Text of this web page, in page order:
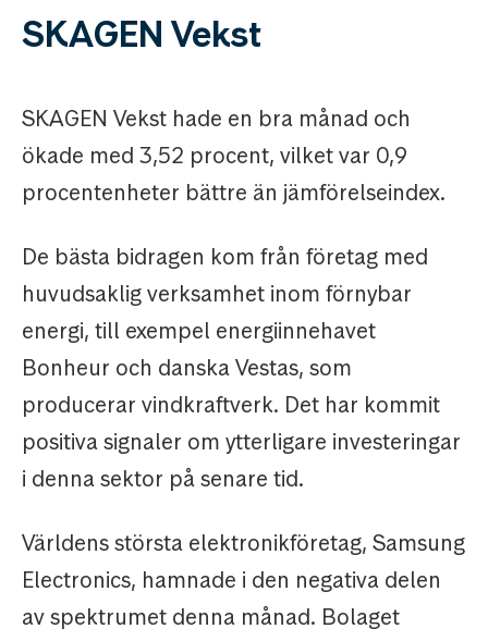
SKAGEN Vekst
SKAGEN Vekst hade en bra månad och
ökade med 3,52 procent, vilket var 0,9
procentenheter bättre än jämförelseindex.
De bästa bidragen kom från företag med
huvudsaklig verksamhet inom förnybar
energi, till exempel energiinnehavet
Bonheur och danska Vestas, som
producerar vindkraftverk. Det har kommit
positiva signaler om ytterligare investeringar
i denna sektor på senare tid.
Världens största elektronikföretag, Samsung
Electronics, hamnade i den negativa delen
av spektrumet denna månad. Bolaget